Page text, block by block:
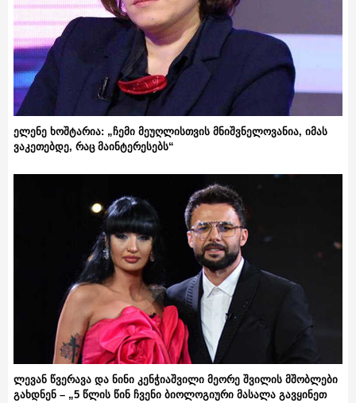
ელენე ხოშტარია: „ჩემი მეუღლისთვის მნიშვნელოვანია, იმას
ვაკეთებდე, რაც მაინტერესებს“
ლევან წვერავა და ნინი კენჭიაშვილი მეორე შვილის მშობლები
გახდნენ – „5 წლის წინ ჩვენი ბიოლოგიური მასალა გავყინეთ